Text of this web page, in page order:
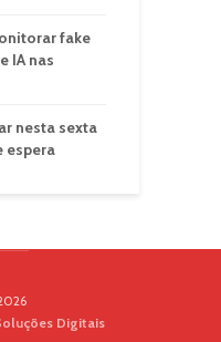
fake
IA nas
nesta sexta
espera
Digitais